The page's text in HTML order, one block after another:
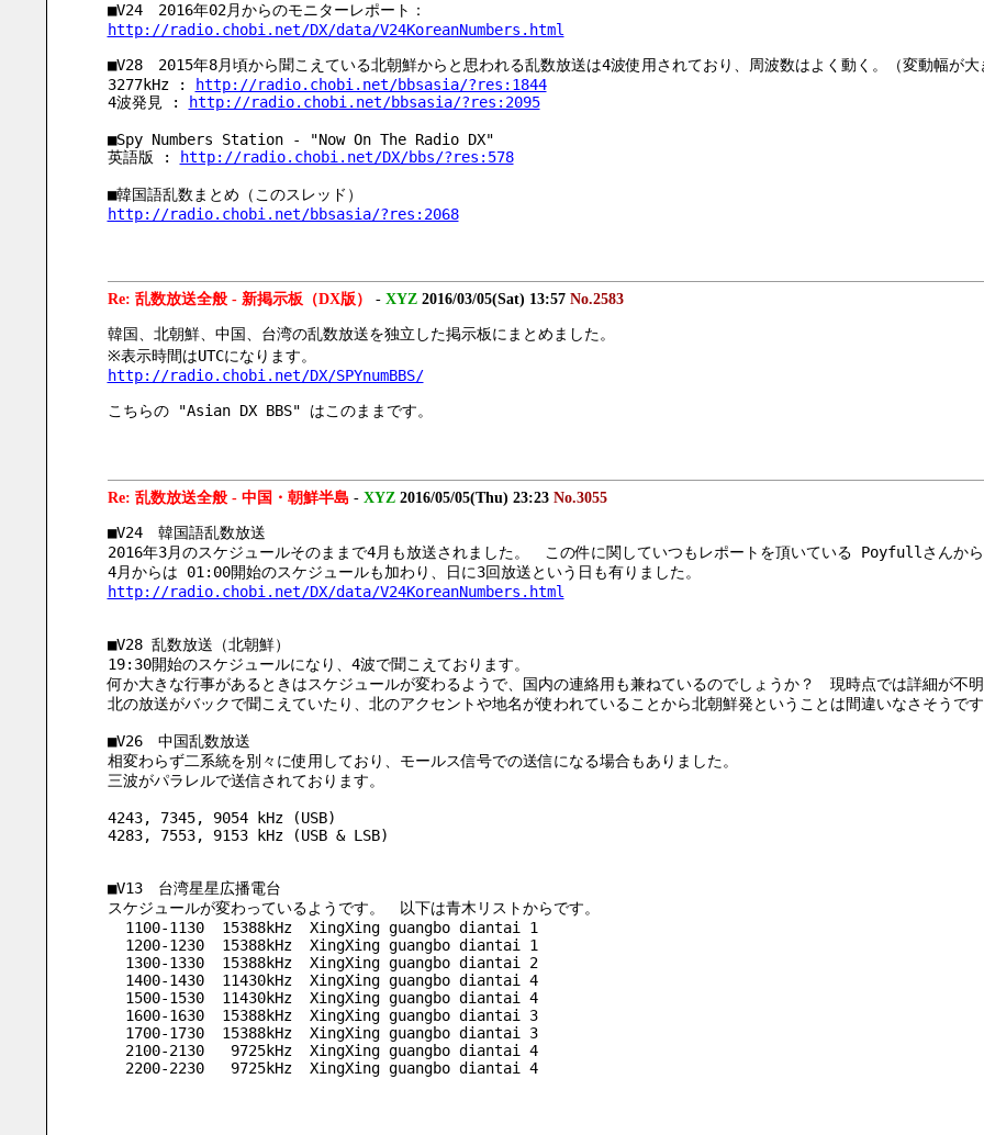
■V24　2016年02月からのモニターレポート：
http://radio.chobi.net/DX/data/V24KoreanNumbers.html
■V28　2015年8月頃から聞こえている北朝鮮からと思われる乱数放送は4波使用されており、周波数はよく動く。（変動幅が大
3277kHz :
http://radio.chobi.net/bbsasia/?res:1844
4波発見 :
http://radio.chobi.net/bbsasia/?res:2095
■Spy Numbers Station - "Now On The Radio DX"
英語版 :
http://radio.chobi.net/DX/bbs/?res:578
■韓国語乱数まとめ（このスレッド）
http://radio.chobi.net/bbsasia/?res:2068
Re: 乱数放送全般 - 新掲示板（DX版） - XYZ 2016/03/05(Sat) 13:57 No.2583
韓国、北朝鮮、中国、台湾の乱数放送を独立した掲示板にまとめました。
※表示時間はUTCになります。
http://radio.chobi.net/DX/SPYnumBBS/
こちらの "Asian DX BBS" はこのままです。
Re: 乱数放送全般 - 中国・朝鮮半島 - XYZ 2016/05/05(Thu) 23:23 No.3055
■V24　韓国語乱数放送
2016年3月のスケジュールそのままで4月も放送されました。　この件に関していつもレポートを頂いている Poyfullさんから
4月からは 01:00開始のスケジュールも加わり、日に3回放送という日も有りました。
http://radio.chobi.net/DX/data/V24KoreanNumbers.html
■V28 乱数放送（北朝鮮）
19:30開始のスケジュールになり、4波で聞こえております。
何か大きな行事があるときはスケジュールが変わるようで、国内の連絡用も兼ねているのでしょうか？　現時点では詳細が不明
北の放送がバックで聞こえていたり、北のアクセントや地名が使われていることから北朝鮮発ということは間違いなさそうです
■V26　中国乱数放送
相変わらず二系統を別々に使用しており、モールス信号での送信になる場合もありました。
三波がパラレルで送信されております。
4243, 7345, 9054 kHz (USB)
4283, 7553, 9153 kHz (USB & LSB)
■V13　台湾星星広播電台
スケジュールが変わっているようです。　以下は青木リストからです。
  1100-1130  15388kHz  XingXing guangbo diantai 1
  1200-1230  15388kHz  XingXing guangbo diantai 1
  1300-1330  15388kHz  XingXing guangbo diantai 2
  1400-1430  11430kHz  XingXing guangbo diantai 4
  1500-1530  11430kHz  XingXing guangbo diantai 4
  1600-1630  15388kHz  XingXing guangbo diantai 3
  1700-1730  15388kHz  XingXing guangbo diantai 3
  2100-2130   9725kHz  XingXing guangbo diantai 4
  2200-2230   9725kHz  XingXing guangbo diantai 4